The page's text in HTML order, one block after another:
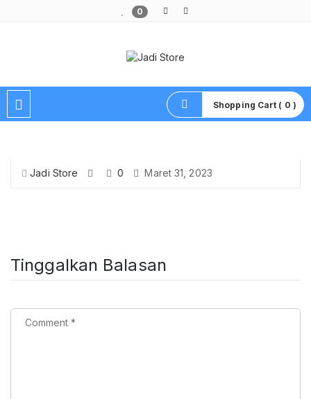
0
Shopping Cart ( 0 )
Jadi Store 0 Maret 31, 2023
Tinggalkan Balasan